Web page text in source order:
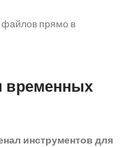
прямо в
временных
инструментов для